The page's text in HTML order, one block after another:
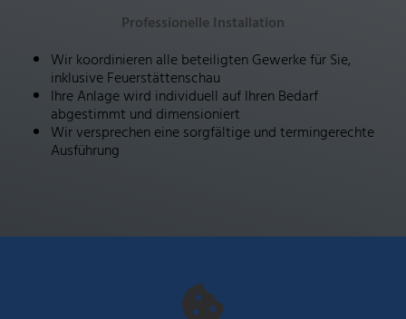
Professionelle Installation
Wir koordinieren alle beteiligten Gewerke für Sie,
inklusive Feuerstättenschau
Ihre Anlage wird individuell auf Ihren Bedarf
abgestimmt und dimensioniert
Wir versprechen eine sorgfältige und termingerechte
Ausführung